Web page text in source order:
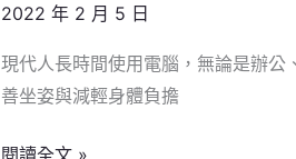
2022 年 2 月 5 日
現代人長時間使用電腦，無論是辦
善坐姿與減輕身體負擔
椎